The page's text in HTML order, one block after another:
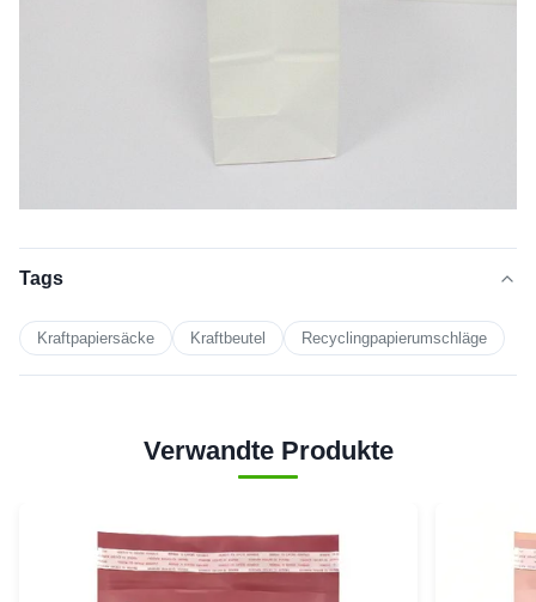
Tags
Kraftpapiersäcke Kraftbeutel Recyclingpapierumschläge
Verwandte Produkte